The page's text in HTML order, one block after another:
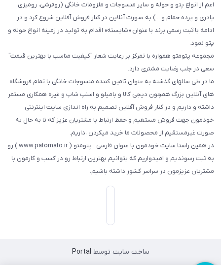
اعم از انواع پتو و حوله و سایر منسوجات و ملزومات خانگی (روفرشی، رومیزی،
پادری و پرده حمام و ...) به صورت آنلاین در کنار فروش آفلاین شروع کرد و در
ادامه با ثبت رسمی برند با عنوان «شایسته» اقدام به تولید در زمینه انواع حوله و
پتو نمود.
مجموعه پتومتو همواره با تمرکز بر رعایت شعار "کیفیت مناسب با بهترین قیمت"
سعی در جلب رضایت مشتری دارد.
ما در طی سالهای گذشته به عنوان تامین کننده منسوجات خانگی با تمام فروشگاه
های آنلاین بزرگ همچون دیجی کالا و بامیلو و اسنپ شاپ و غیره همکاری مستمر
داشته و داریم و در کنار فروش آفلاین تصمیم به راه اندازی سایت اینترنتی
خودمون جهت فروش مستقیم و حفظ ارتباط با مشتریان عزیز که تا به حال به
صورت غیرمستقیم از محصولات ما خرید میکردن ،داریم.
در همین راستا سایت خودمون با عنوان فارسی : پتومتو ( www.patomato.ir ) رو
به ثبت رسوندیم و امیدواریم که بتوانیم بهترین ارتباط رو در کسب و کارمون با
مشتریان عزیزمون در سراسر کشور داشته باشیم.
ساخت سایت توسط Portal